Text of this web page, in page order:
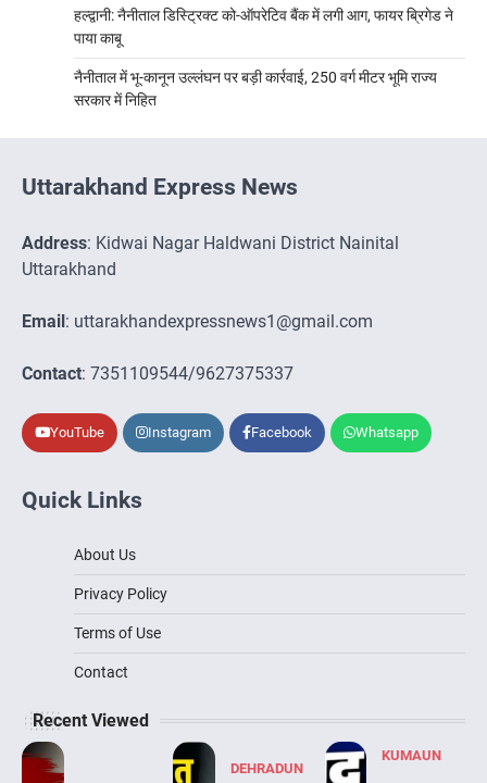
हल्द्वानी: नैनीताल डिस्ट्रिक्ट को-ऑपरेटिव बैंक में लगी आग, फायर ब्रिगेड ने
पाया काबू
नैनीताल में भू-कानून उल्लंघन पर बड़ी कार्रवाई, 250 वर्ग मीटर भूमि राज्य
सरकार में निहित
Uttarakhand Express News
Address: Kidwai Nagar Haldwani District Nainital
Uttarakhand
Email : uttarakhandexpressnews1@gmail.com
Contact: 7351109544/9627375337
YouTube Instagram Facebook Whatsapp
Quick Links
About Us
Privacy Policy
Terms of Use
Contact
Recent Viewed
DEHRADUN
KUMAUN